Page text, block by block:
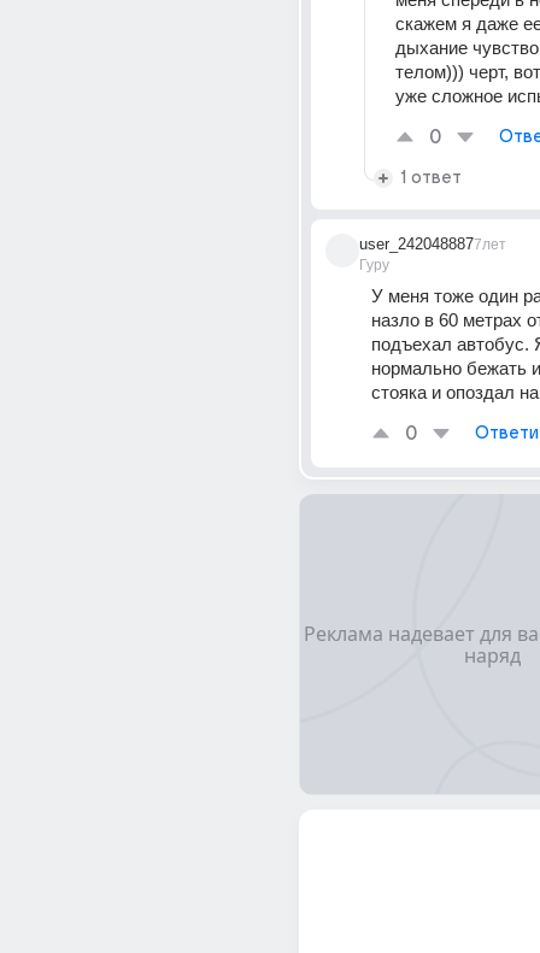
скажем я даже
дыхание
телом))) черт,
уже сложное
0
1 ответ
user_242048887
Гуру
7лет
У меня тоже один
назло в 60 метрах
подъехал автобус.
нормально бежать
стояка и опоздал
0